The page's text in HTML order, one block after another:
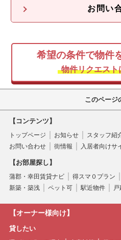
不動産投
不動産無
オーナー
空き
お問い
希望の条件で物件
物件リクエスト
このページ
【コンテンツ】
トップページ お知らせ スタッフ紹
お問い合わせ
街情報 入居者向けサ
【お部屋探し】
蒲郡・幸田賃貸ナビ 得スマ０プラン
新築・築浅
ペット可 駅近物件
【オーナー様向け】
貸したい